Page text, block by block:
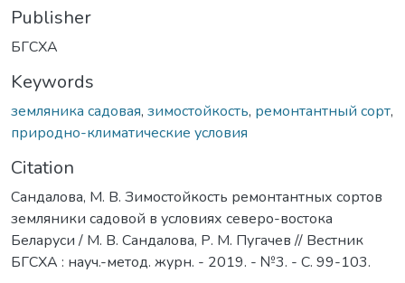
Publisher
БГСХА
Keywords
земляника садовая, зимостойкость, ремонтантный сорт,
природно-климатические условия
Citation
Сандалова, М. В. Зимостойкость ремонтантных сортов
земляники садовой в условиях северо-востока
Беларуси / М. В. Сандалова, Р. М. Пугачев // Вестник
БГСХА : науч.-метод. журн. - 2019. - №3. - С. 99-103.